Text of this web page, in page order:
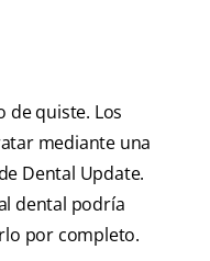
de quiste. Los
mediante una
Dental Update.
dental podría
por completo.